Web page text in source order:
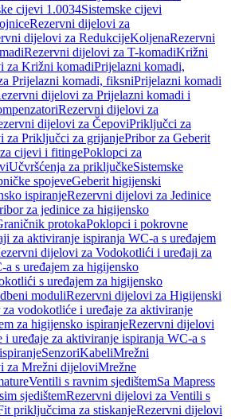
cijevi 1.0034Sistemske cijevi
Rezervni dijelovi za
dijelovi za RedukcijeKoljenaRezervni
Rezervni dijelovi za T-komadiKrižni
za Križni komadiPrijelazni komadi,
Prijelazni komadi, fiksniPrijelazni komadi
dijelovi za Prijelazni komadi i
Rezervni dijelovi za
dijelovi za ČepoviPriključci za
za Priključci za grijanjePribor za Geberit
cijevi i fitingePoklopci za
Učvršćenja za priključkeSistemske
spojeveGeberit higijenski
ispiranjeRezervni dijelovi za Jedinice
za jedinice za higijensko
protokaPoklopci i pokrovne
za aktiviranje ispiranja WC-a s uređajem
dijelovi za Vodokotlići i uređaji za
s uređajem za higijensko
s uređajem za higijensko
moduliRezervni dijelovi za Higijenski
vodokotliće i uređaje za aktiviranje
za higijensko ispiranjeRezervni dijelovi
uređaje za aktiviranje ispiranja WC-a s
SenzoriKabeliMrežni
za Mrežni dijeloviMrežne
Ventili s ravnim sjedištemSa Mapress
sjedištemRezervni dijelovi za Ventili s
priključcima za stiskanjeRezervni dijelovi